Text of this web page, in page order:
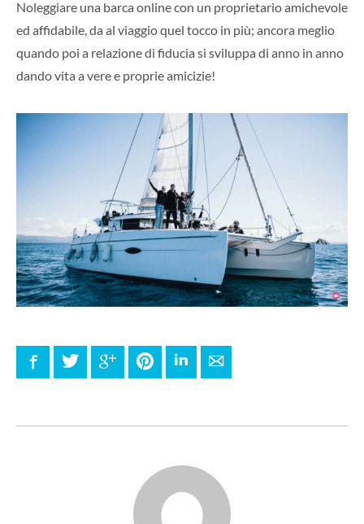
Noleggiare una barca online con un proprietario amichevole
ed affidabile, da al viaggio quel tocco in più; ancora meglio
quando poi a relazione di fiducia si sviluppa di anno in anno
dando vita a vere e proprie amicizie!
FacebookTwitter Google+ PinterestLinkedInE-mail